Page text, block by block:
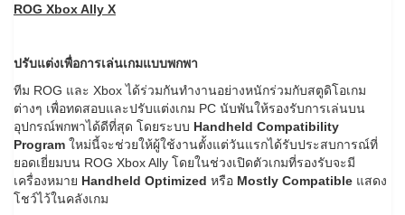
ROG Xbox Ally X
ปรับแต่งเพื่อการเล่นเกมแบบพกพา
ทีม ROG และ Xbox ได้ร่วมกันทำงานอย่างหนักร่วมกับสตูดิโอเกม
ต่างๆ เพื่อทดสอบและปรับแต่งเกม PC นับพันให้รองรับการเล่นบน
อุปกรณ์พกพาได้ดีที่สุด โดยระบบ Handheld Compatibility
Program ใหม่นี้จะช่วยให้ผู้ใช้งานตั้งแต่วันแรกได้รับประสบการณ์ที่
ยอดเยี่ยมบน ROG Xbox Ally โดยในช่วงเปิดตัวเกมที่รองรับจะมี
เครื่องหมาย Handheld Optimized หรือ Mostly Compatible แสดง
โชว์ไว้ในคลังเกม